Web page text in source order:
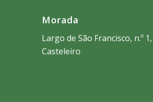
Morada
Largo de São Francisco, n.º
Casteleiro